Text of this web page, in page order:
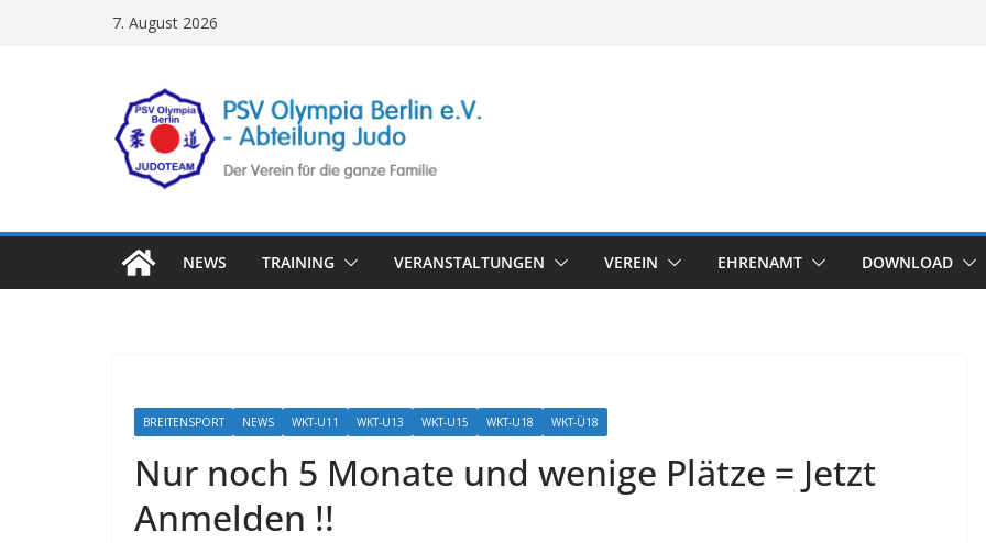
7. August 2026
NEWS TRAINING VERANSTALTUNGEN VEREIN EHRENAMT DOWNLOAD
BREITENSPORT NEWS WKT-U11 WKT-U13 WKT-U15 WKT-U18 WKT-Ü18
Nur noch 5 Monate und wenige Plätze = Jetzt
Anmelden !!